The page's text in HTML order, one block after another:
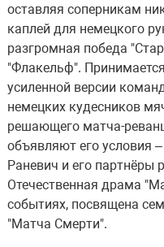
оставляя соперникам
каплей для немецкого
разгромная победа
"Флакельф".
усиленной версии
немецких кудесников
решающего матча-
объявляют его условия
Раневич и его партнёры
Отечественная драма
событиях, посвящена
"Матча Смерти".